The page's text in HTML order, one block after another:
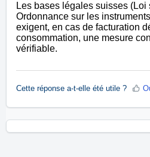
Les bases légales suisses (Loi
Ordonnance sur les
exigent, en cas de facturation
consommation, une mesure
vérifiable.
Cette réponse a-t-elle été utile ?